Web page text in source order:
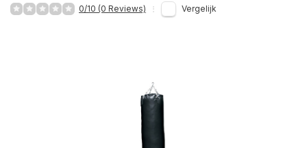
0/10 (0 Reviews) Vergelijk